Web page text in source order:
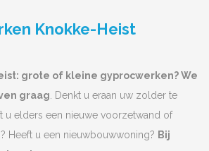
Knokke-Heist
grote of kleine gyprocwerken? We
graag. Denkt u eraan uw zolder te
u elders een nieuwe voorzetwand of
Heeft u een nieuwbouwwoning? Bij